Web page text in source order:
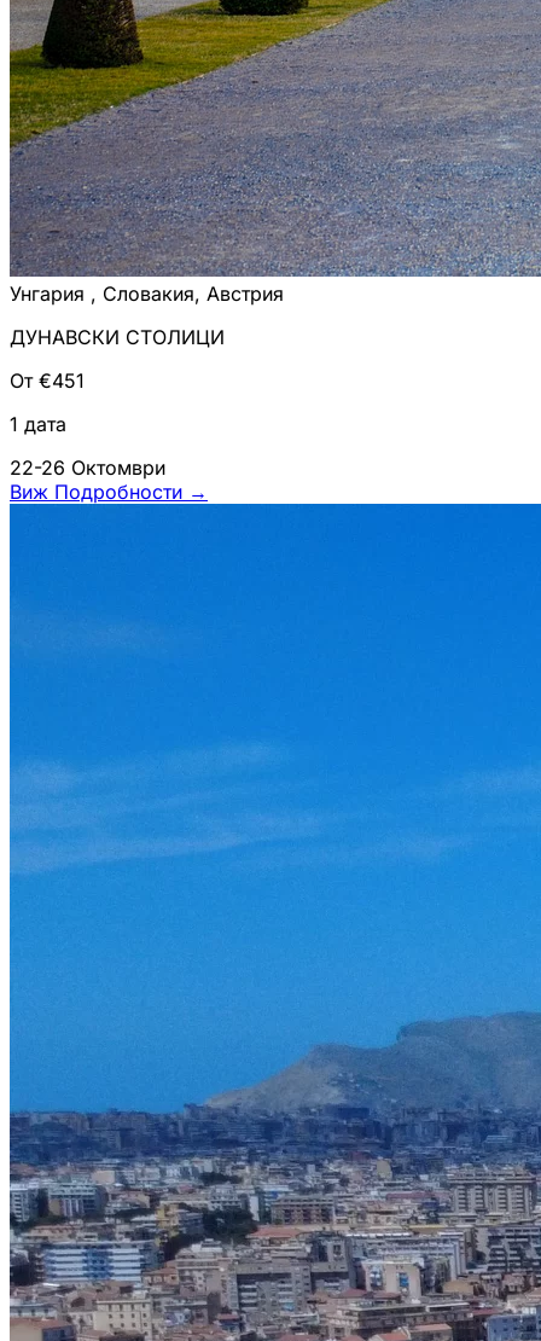
Унгария , Словакия, Австрия
ДУНАВСКИ СТОЛИЦИ
От €451
1 дата
22-26 Октомври
Виж Подробности →